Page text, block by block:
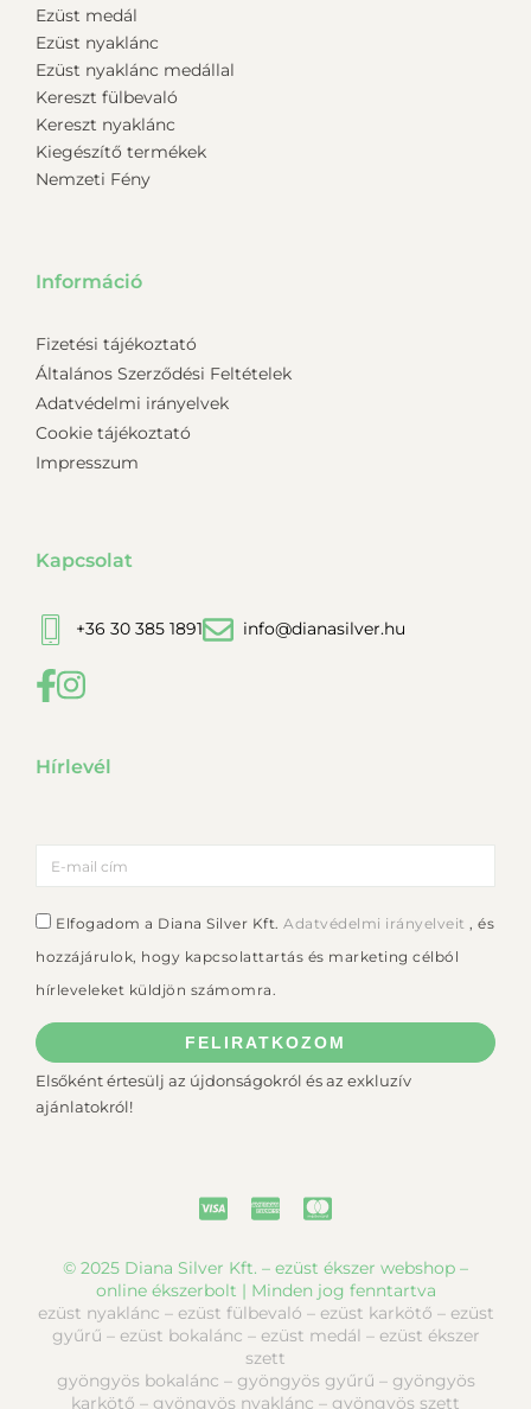
Ezüst medál
Ezüst nyaklánc
Ezüst nyaklánc medállal
Kereszt fülbevaló
Kereszt nyaklánc
Kiegészítő termékek
Nemzeti Fény
Információ
Fizetési tájékoztató
Általános Szerződési Feltételek
Adatvédelmi irányelvek
Cookie tájékoztató
Impresszum
Kapcsolat
+36 30 385 1891 info@dianasilver.hu
Hírlevél
Elfogadom a Diana Silver Kft. Adatvédelmi irányelveit , és
hozzájárulok, hogy kapcsolattartás és marketing célból
hírleveleket küldjön számomra.
FELIRATKOZOM
Elsőként értesülj az újdonságokról és az exkluzív
ajánlatokról!
© 2025 Diana Silver Kft. – ezüst ékszer webshop –
online ékszerbolt | Minden jog fenntartva
ezüst nyaklánc – ezüst fülbevaló – ezüst karkötő – ezüst
gyűrű – ezüst bokalánc – ezüst medál – ezüst ékszer
szett
gyöngyös bokalánc – gyöngyös gyűrű – gyöngyös
karkötő – gyöngyös nyaklánc – gyöngyös szett